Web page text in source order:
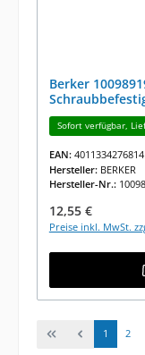
Berker
Sofort verfügbar,
EAN: 4011334276814
Hersteller: BERKER
Hersteller-Nr.:
Regulärer Preis:
12,55 €
Preise inkl. MwSt.
Seite
1 Seite
2